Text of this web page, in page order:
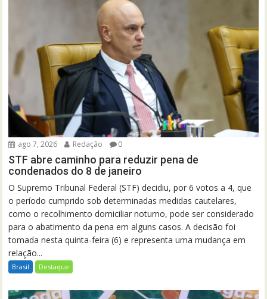
ago 7, 2026 Redação 0
STF abre caminho para reduzir pena de
condenados do 8 de janeiro
O Supremo Tribunal Federal (STF) decidiu, por 6 votos a 4, que
o período cumprido sob determinadas medidas cautelares,
como o recolhimento domiciliar noturno, pode ser considerado
para o abatimento da pena em alguns casos. A decisão foi
tomada nesta quinta-feira (6) e representa uma mudança em
relação...
Brasil Destaque